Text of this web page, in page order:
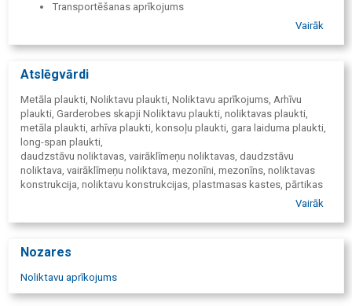
Transportēšanas aprīkojums
Industriālie riteņi
Sīkpreču metāla plaukti
Metāla skapji
Vairāk
Atslēgvārdi
Metāla plaukti, Noliktavu plaukti, Noliktavu aprīkojums, Arhīvu
plaukti, Garderobes skapji Noliktavu plaukti, noliktavas plaukti,
metāla plaukti, arhīva plaukti, konsoļu plaukti, gara laiduma plaukti,
long-span plaukti,
daudzstāvu noliktavas, vairāklīmeņu noliktavas, daudzstāvu
noliktava, vairāklīmeņu noliktava, mezonīni, mezonīns, noliktavas
konstrukcija, noliktavu konstrukcijas, plastmasas kastes, pārtikas
kastes, ESD kastes, noliktavu kastes, plauktu konteineri, sīkpreču
Pushback palešu plaukti, mobīlie palešu plaukti, mobīlie arhīvu
ar vienu platformu, rati ar divām platformām, noliktavu rati, rati ar
nerūsējošā tērauda rati, ESD rati, rati ar plauktiem, lokšņu materiālu
rati, aizslēdzami rati, rati ar kāpnēm, industriālie rati, režģveida rati,
Vairāk
Nozares
Noliktavu aprīkojums